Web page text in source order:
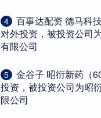
4
百事达配资 德马科
对外投资，被投资公司
有限公司
5
金谷子 昭衍新药（
投资，被投资公司为昭
限公司